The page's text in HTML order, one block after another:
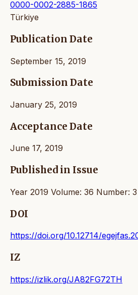
0000-0002-2885-1865
Türkiye
Publication Date
September 15, 2019
Submission Date
January 25, 2019
Acceptance Date
June 17, 2019
Published in Issue
Year 2019 Volume: 36 Number: 3
DOI
https://doi.org/10.12714/
IZ
https://izlik.org/JA82FG72TH